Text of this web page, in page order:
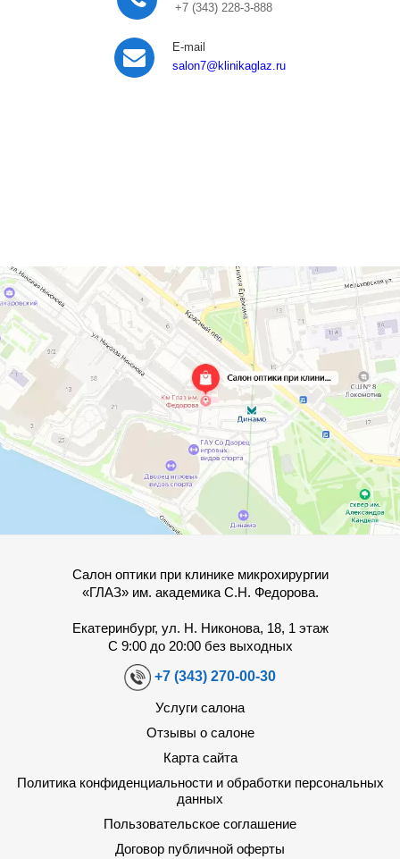
+7 (343) 228-3-888
E-mail
salon7@klinikaglaz.ru
Салон оптики при клинике микрохирургии
«ГЛАЗ» им. академика С.Н. Федорова.
Екатеринбург, ул. Н. Никонова, 18, 1 этаж
С 9:00 до 20:00 без выходных
+7 (343) 270-00-30
Услуги салона
Отзывы о салоне
Карта сайта
Политика конфиденциальности и обработки персональных
данных
Пользовательское соглашение
Договор публичной оферты